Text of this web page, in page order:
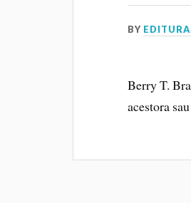
BY
Berry T.
acestora